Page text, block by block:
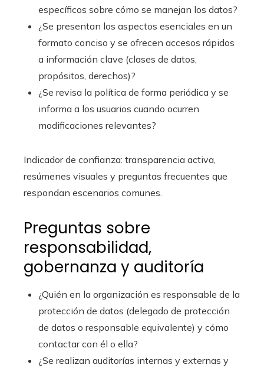
específicos sobre cómo se manejan los datos?
¿Se presentan los aspectos esenciales en un
formato conciso y se ofrecen accesos rápidos
a información clave (clases de datos,
propósitos, derechos)?
¿Se revisa la política de forma periódica y se
informa a los usuarios cuando ocurren
modificaciones relevantes?
Indicador de confianza: transparencia activa,
resúmenes visuales y preguntas frecuentes que
respondan escenarios comunes.
Preguntas sobre
responsabilidad,
gobernanza y auditoría
¿Quién en la organización es responsable de la
protección de datos (delegado de protección
de datos o responsable equivalente) y cómo
contactar con él o ella?
¿Se realizan auditorías internas y externas y